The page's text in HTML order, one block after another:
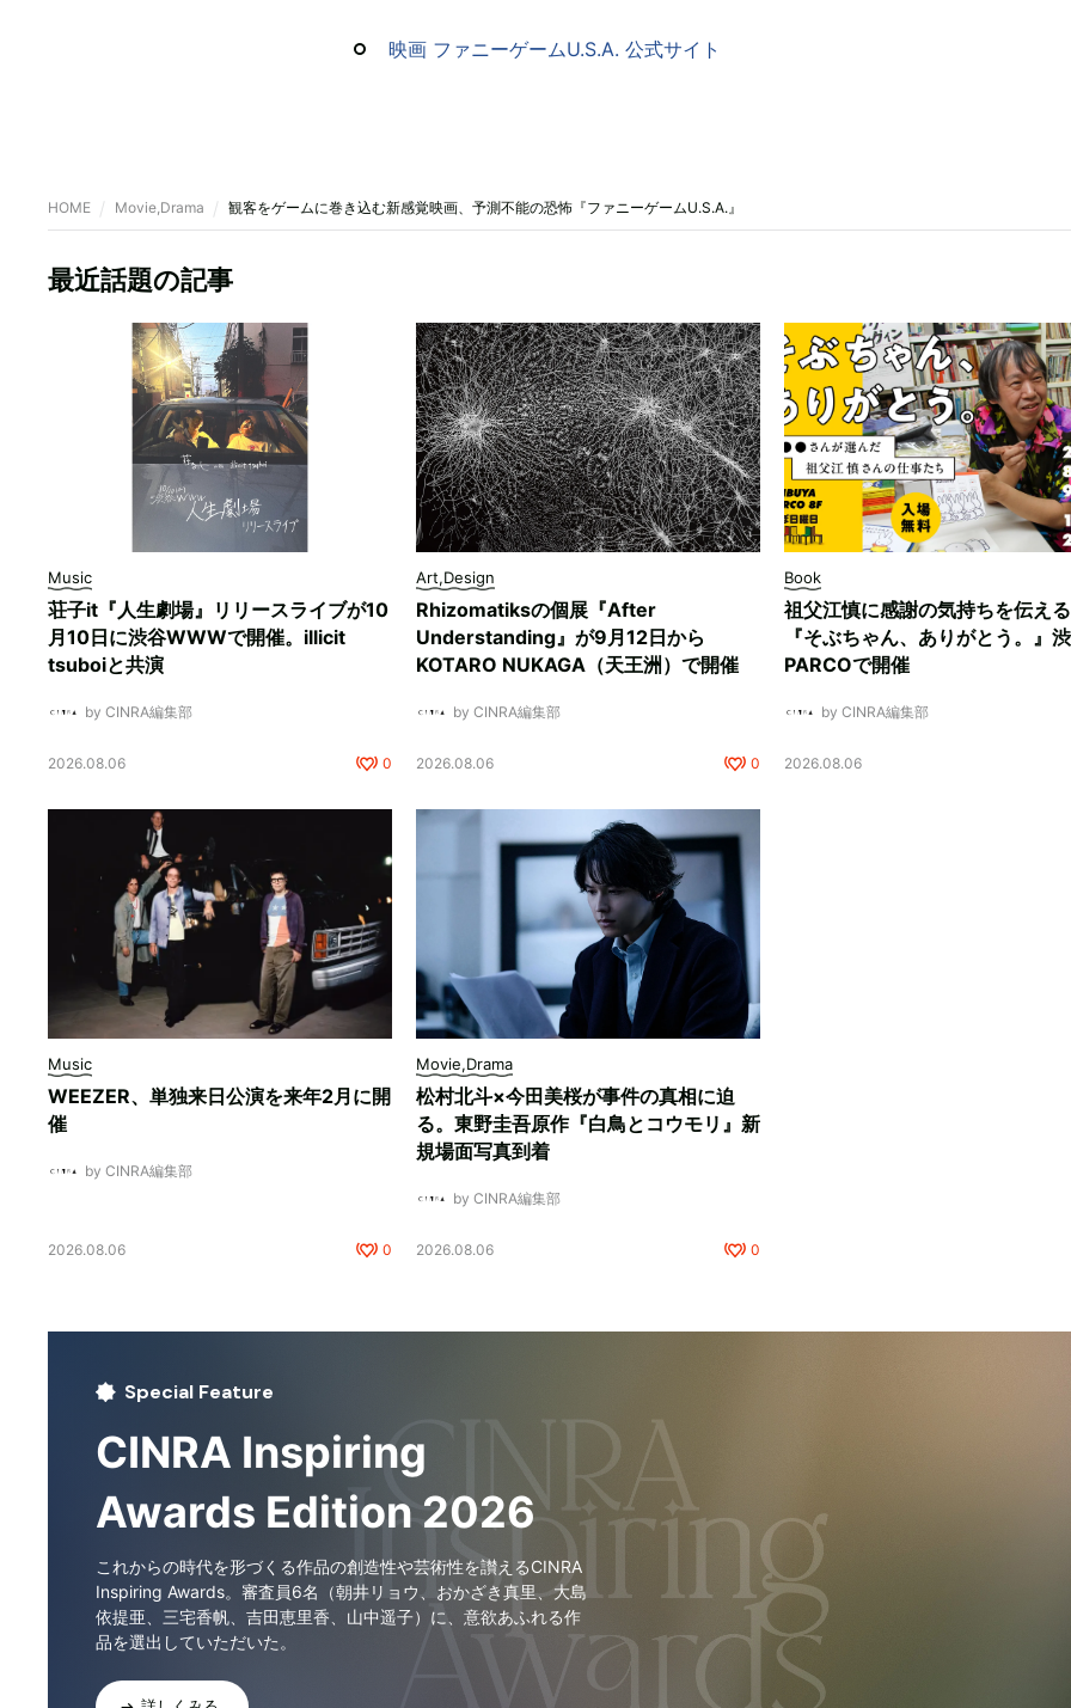
映画 ファニーゲームU.S.A. 公式サイト
HOME Movie,Drama 観客をゲームに巻き込む新感覚映画、予測不能の恐怖『ファニーゲームU.S.A.』
最近話題の記事
Music
荘子it『人生劇場』リリースライブが10
月10日に渋谷WWWで開催。illicit
tsuboiと共演
by CINRA編集部
2026.08.06 0
Art,Design
Rhizomatiksの個展『After
Understanding』が9月12日から
KOTARO NUKAGA（天王洲）で開催
by CINRA編集部
2026.08.06 0
Book
祖父江慎に感謝の気持ちを伝え
『そぶちゃん、ありがとう。』
PARCOで開催
by CINRA編集部
2026.08.06
Music
WEEZER、単独来日公演を来年2月に開
催
by CINRA編集部
2026.08.06 0
Movie,Drama
松村北斗×今田美桜が事件の真相に迫
る。東野圭吾原作『白鳥とコウモリ』新
規場面写真到着
by CINRA編集部
2026.08.06 0
Special Feature
CINRA Inspiring
Awards Edition 2026
これからの時代を形づくる作品の創造性や芸術性を讃えるCINRA
Inspiring Awards。審査員6名（朝井リョウ、おかざき真里、大島
依提亜、三宅香帆、吉田恵里香、山中遥子）に、意欲あふれる作
品を選出していただいた。